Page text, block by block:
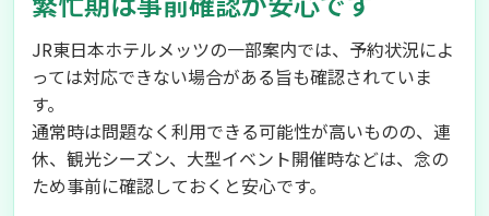
JR東日本ホテルメッツの一部案内では、予約状況によ
っては対応できない場合がある旨も確認されていま
す。
通常時は問題なく利用できる可能性が高いものの、連
休、観光シーズン、大型イベント開催時などは、念の
ため事前に確認しておくと安心です。